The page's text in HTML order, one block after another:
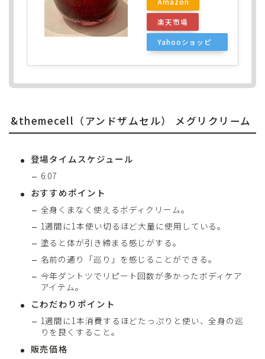
楽天市場
Yahooショッピ
&themecell（アンドザムセル） メグリクリーム
登場タイムスケジュール
6:07
おすすめポイント
全身くまなく使えるボディクリーム。
1週間に1本使い切るほど大量に使用している。
塗ると体が引き締まる感じがする。
名前の通り「巡り」を感じることができる。
今年ダントツでリピート回数が多かったボディケア
アイテム。
こわだわりポイント
1週間に1本消費するほどたっぷりと使い、全身の巡
りを良くすること。
販売価格